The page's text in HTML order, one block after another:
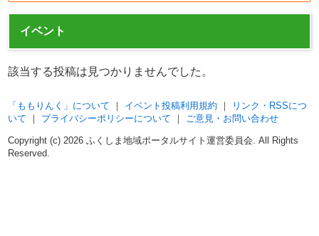
イベント
該当する投稿は見つかりませんでした。
「ももりんく」について イベント投稿利用規約
リンク・RSSにつ
いて
プライバシーポリシーについて ご意見・お問い合わせ
Copyright (c) 2026 ふくしま地域ポータルサイト運営委員会. All Rights
Reserved.